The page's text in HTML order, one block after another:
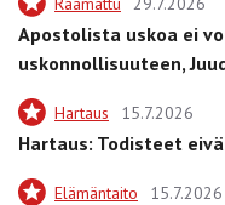
Apostolista uskoa ei
uskonnollisuuteen,
Hartaus 15.7.2026
Hartaus: Todisteet
Elämäntaito 15.7.2026